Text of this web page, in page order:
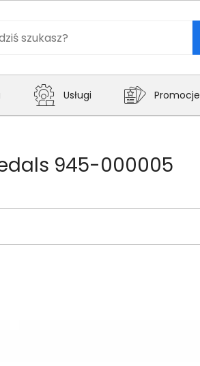
Usługi Promocje
945-000005